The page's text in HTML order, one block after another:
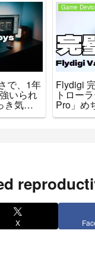
で、1年
いられ
き気が
Game
Flydigi
トロー
Pro」め
ぉぉぉぉ
X